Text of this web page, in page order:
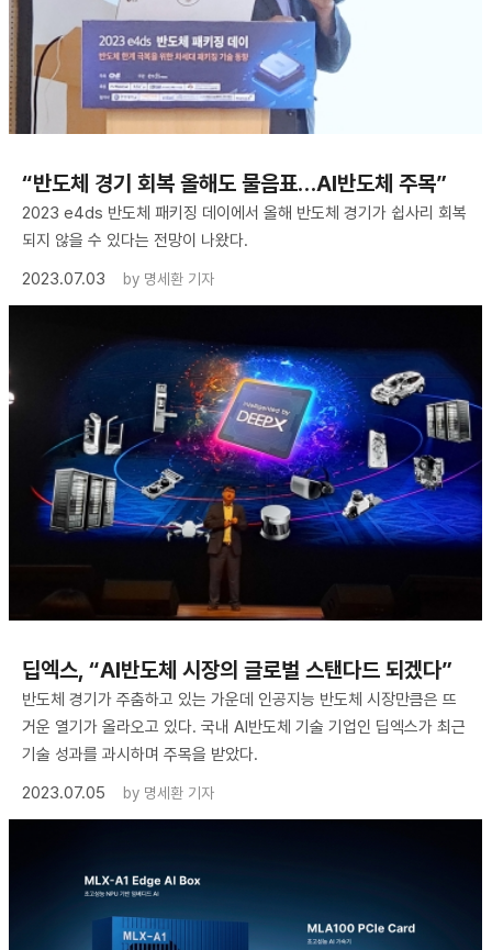
“반도체 경기 회복 올해도 물음표…AI반도체 주목”
2023 e4ds 반도체 패키징 데이에서 올해 반도체 경기가 쉽사리 회복
되지 않을 수 있다는 전망이 나왔다.
2023.07.03
by 명세환 기자
딥엑스, “AI반도체 시장의 글로벌 스탠다드 되겠다”
반도체 경기가 주춤하고 있는 가운데 인공지능 반도체 시장만큼은 뜨
거운 열기가 올라오고 있다. 국내 AI반도체 기술 기업인 딥엑스가 최근
기술 성과를 과시하며 주목을 받았다.
2023.07.05
by 명세환 기자